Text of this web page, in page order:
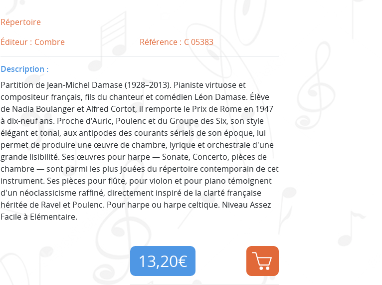
Répertoire
Éditeur : Combre Référence : C 05383
Description :
Partition de Jean-Michel Damase (1928–2013). Pianiste virtuose et
compositeur français, fils du chanteur et comédien Léon Damase. Élève
de Nadia Boulanger et Alfred Cortot, il remporte le Prix de Rome en 1947
à dix-neuf ans. Proche d'Auric, Poulenc et du Groupe des Six, son style
élégant et tonal, aux antipodes des courants sériels de son époque, lui
permet de produire une œuvre de chambre, lyrique et orchestrale d'une
grande lisibilité. Ses œuvres pour harpe — Sonate, Concerto, pièces de
chambre — sont parmi les plus jouées du répertoire contemporain de cet
instrument. Ses pièces pour flûte, pour violon et pour piano témoignent
d'un néoclassicisme raffiné, directement inspiré de la clarté française
héritée de Ravel et Poulenc. Pour harpe ou harpe celtique. Niveau Assez
Facile à Elémentaire.
13,20€